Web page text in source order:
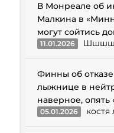
В Монреале об
Малкина в
могут сойтись
11.01.2026
Финны об
лыжнице в
наверное,
05.01.2026